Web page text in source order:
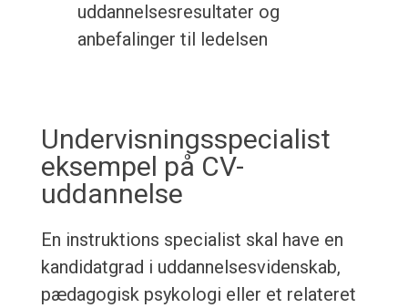
uddannelsesresultater og
anbefalinger til ledelsen
Undervisningsspecialist
eksempel på CV-
uddannelse
En instruktions specialist skal have en
kandidatgrad i uddannelsesvidenskab,
pædagogisk psykologi eller et relateret